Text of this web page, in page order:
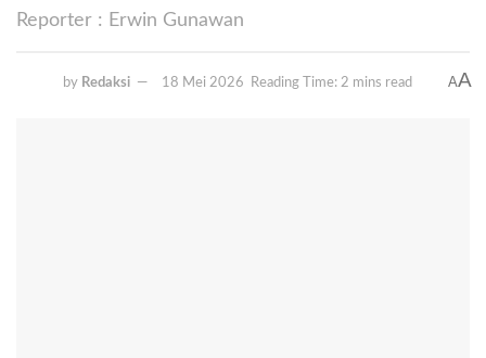
Reporter : Erwin Gunawan
by Redaksi 18 Mei 2026 Reading Time: 2 mins read AA